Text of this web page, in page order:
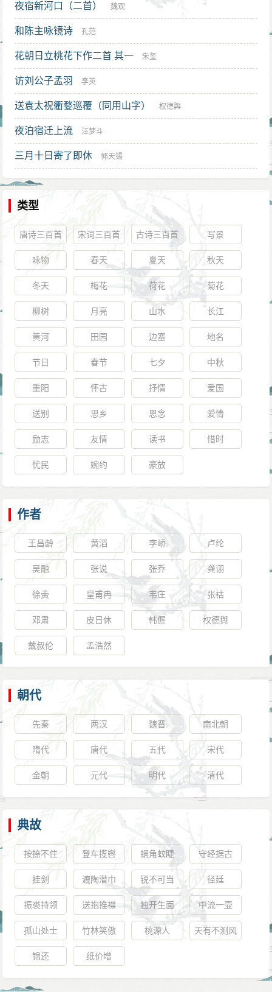
夜宿新河口（二首） 魏观
和陈主咏镜诗 孔范
花朝日立桃花下作二首 其一 朱玺
访刘公子孟羽 李英
送袁太祝衢婺巡覆（同用山字） 权德舆
夜泊宿迁上流 汪梦斗
三月十日寄了即休 郭天锡
类型
唐诗三百首 宋词三百首 古诗三百首 写景
咏物 春天 夏天 秋天
冬天 梅花 荷花 菊花
柳树 月亮 山水 长江
黄河 田园 边塞 地名
节日 春节 七夕 中秋
重阳 怀古 抒情 爱国
送别 思乡 思念 爱情
励志 友情 读书 惜时
忧民 婉约 豪放
作者
王昌龄 黄滔 李峤 卢纶
吴融 张说 张乔 龚诩
徐夤 皇甫冉 韦庄 张祜
邓肃 皮日休 韩偓 权德舆
戴叔伦 孟浩然
朝代
先秦 两汉 魏晋 南北朝
隋代 唐代 五代 宋代
金朝 元代 明代 清代
典故
按捺不住 登车揽辔 蜗角蚊睫 守经据古
挂剑 漉陶潜巾 锐不可当 径廷
振裘持领 送抱推襟 独开生面 中流一壶
孤山处士 竹林笑傲 桃源人
天有不测风
锦还 纸价增